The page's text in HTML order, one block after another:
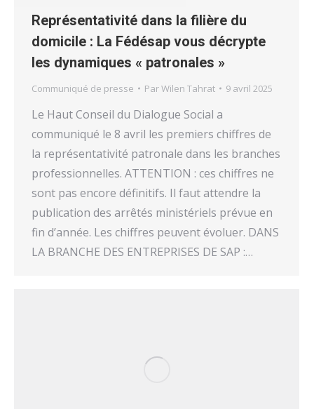
Représentativité dans la filière du
domicile : La Fédésap vous décrypte
les dynamiques « patronales »
Communiqué de presse ParWilen Tahrat 9 avril 2025
Le Haut Conseil du Dialogue Social a
communiqué le 8 avril les premiers chiffres de
la représentativité patronale dans les branches
professionnelles. ATTENTION : ces chiffres ne
sont pas encore définitifs. Il faut attendre la
publication des arrêtés ministériels prévue en
fin d’année. Les chiffres peuvent évoluer. DANS
LA BRANCHE DES ENTREPRISES DE SAP :…